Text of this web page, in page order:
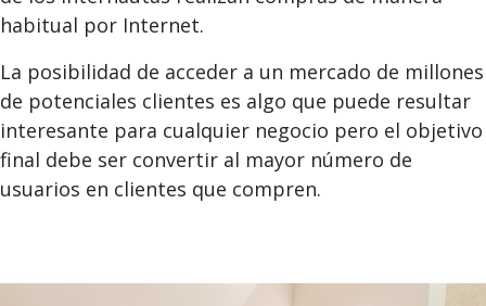
habitual por Internet.
La posibilidad de acceder a un mercado de millones
de potenciales clientes es algo que puede resultar
interesante para cualquier negocio pero el objetivo
final debe ser convertir al mayor número de
usuarios en clientes que compren.